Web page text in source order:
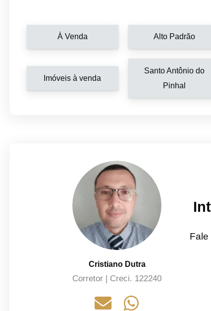
À Venda Alto Padrão
Imóveis à venda
Santo Antônio do
Pinhal
Cristiano Dutra
Corretor | Creci. 122240
Fale